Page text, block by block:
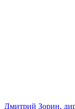
Дмитрий Зорин,